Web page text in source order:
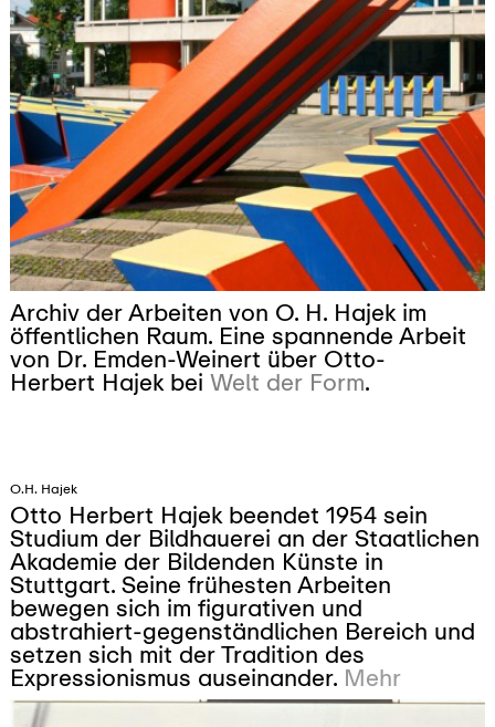
Archiv der Arbeiten von O. H. Hajek im
öffentlichen Raum. Eine spannende Arbeit
von Dr. Emden-Weinert über Otto-
Herbert Hajek bei Welt der Form.
O.H. Hajek
Otto Herbert Hajek beendet 1954 sein
Studium der Bildhauerei an der Staatlichen
Akademie der Bildenden Künste in
Stuttgart. Seine frühesten Arbeiten
bewegen sich im figurativen und
abstrahiert-gegenständlichen Bereich und
setzen sich mit der Tradition des
Expressionismus auseinander. Mehr